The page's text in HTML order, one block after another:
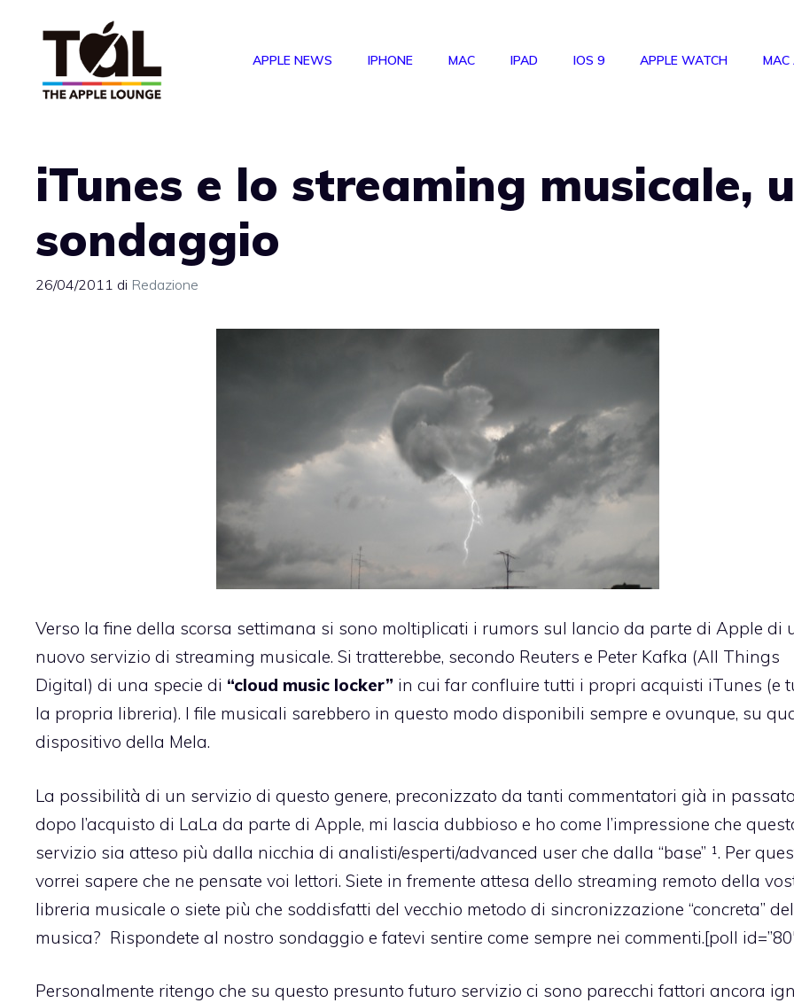
APPLE NEWS IPHONE MAC IPAD IOS 9 APPLE WATCH MAC
iTunes e lo streaming musicale,
sondaggio
26/04/2011 di Redazione
Verso la fine della scorsa settimana si sono moltiplicati i rumors sul lancio da parte di Apple di
nuovo servizio di streaming musicale. Si tratterebbe, secondo Reuters e Peter Kafka (All Things
Digital) di una specie di “cloud music locker” in cui far confluire tutti i propri acquisti iTunes (e
la propria libreria). I file musicali sarebbero in questo modo disponibili sempre e ovunque, su
dispositivo della Mela.
La possibilità di un servizio di questo genere, preconizzato da tanti commentatori già in passato
dopo l’acquisto di LaLa da parte di Apple, mi lascia dubbioso e ho come l’impressione che
servizio sia atteso più dalla nicchia di analisti/esperti/advanced user che dalla “base” ¹. Per
vorrei sapere che ne pensate voi lettori. Siete in fremente attesa dello streaming remoto della
libreria musicale o siete più che soddisfatti del vecchio metodo di sincronizzazione “concreta”
musica? Rispondete al nostro sondaggio e fatevi sentire come sempre nei commenti.[poll
Personalmente ritengo che su questo presunto futuro servizio ci sono parecchi fattori ancora